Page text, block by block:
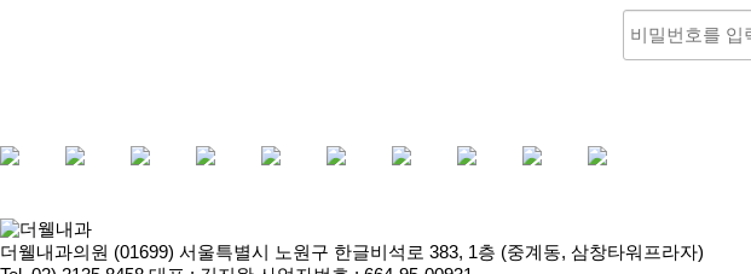
더웰내과의원 (01699) 서울특별시 노원구 한글비석로 383, 1층 (중계동, 삼창타워프라자)